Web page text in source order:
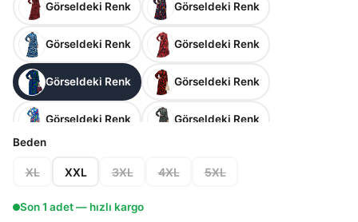
Görseldeki Renk Görseldeki Renk
Görseldeki Renk Görseldeki Renk
Görseldeki Renk Görseldeki Renk
Görseldeki Renk Görseldeki Renk
Beden
XL XXL 3XL 4XL 5XL
Son1 adet — hızlı kargo